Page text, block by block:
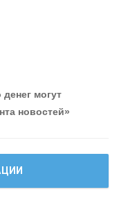
для того, чтобы
- «Интервью»
могут
новостей»